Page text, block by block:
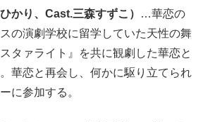
かり、Cast.三森すずこ）
…華恋の
の演劇学校に留学していた天性の舞
タァライト』を共に観劇した華恋と
華恋と再会し、何かに駆り立てられ
に参加する。